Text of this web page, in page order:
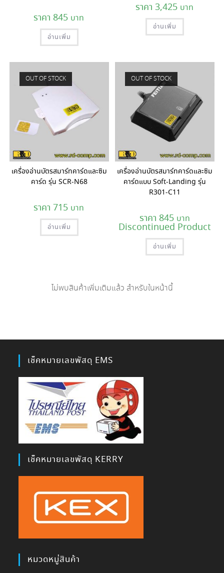
845
อ่านเพิ่ม
3,425
อ่านเพิ่ม
OUT OF STOCK
เครื่องอ่านบัตรสมาร์ทคาร์ดและซิม
คาร์ด รุ่น SCR-N68
715
อ่านเพิ่ม
OUT OF STOCK
เครื่องอ่านบัตรสมาร์ทคาร์ดและซิม
คาร์ดแบบ Soft-Landing รุ่น
R301-C11
845
Discontinued Product
อ่านเพิ่ม
ไม่พบสินค้าเพิ่มเติมแล้ว สำหรับในหน้านี้
เช็คหมายเลขพัสดุ EMS
เช็คหมายเลขพัสดุ KERRY
หมวดหมู่สินค้า